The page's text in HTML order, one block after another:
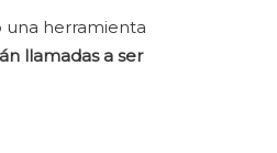
una herramienta
llamadas a ser